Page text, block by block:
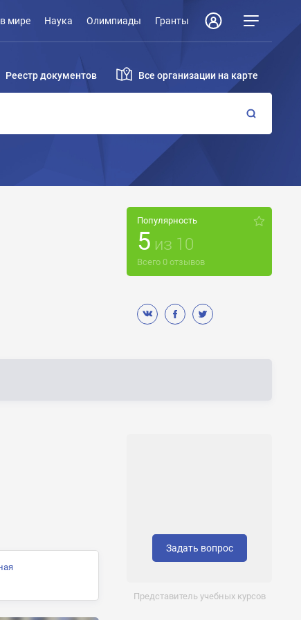
мире Наука Олимпиады Гранты
Реестр документов Все организации на карте
Популярность
5 из 10
Всего 0 отзывов
Задать вопрос
Представитель учебных курсов